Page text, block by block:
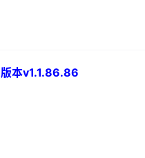
本v1.1.86.86